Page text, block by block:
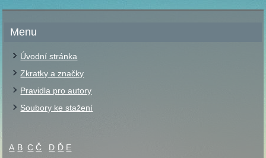
Menu
Úvodní stránka
Zkratky a značky
Pravidla pro autory
Soubory ke stažení
A B C Č D Ď E